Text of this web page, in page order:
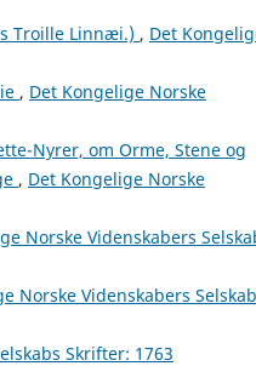
Troille Linnæi.) , Det
, Det Kongelige Norske
Nyrer, om Orme, Stene og
, Det Kongelige Norske
Norske Videnskabers
Norske Videnskabers
Skrifter: 1763